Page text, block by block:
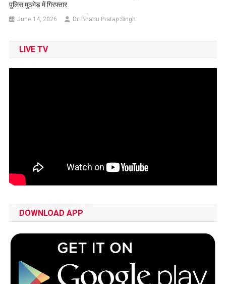
पुलिस मुठभेड़ में गिरफ्तार
June 14, 2026 Dr. Bhanu Pratap Singh
LIVE TV
DOWNLOAD APP